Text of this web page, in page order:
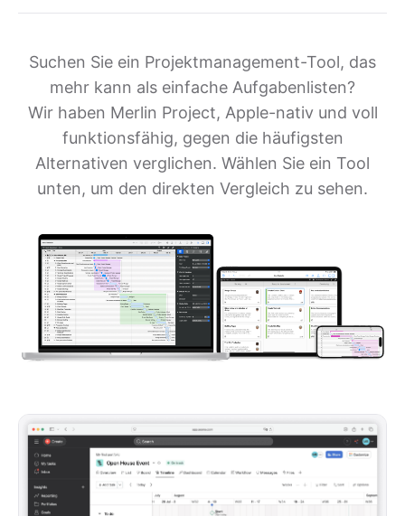
Suchen Sie ein Projektmanagement-Tool, das
mehr kann als einfache Aufgabenlisten?
Wir haben Merlin Project, Apple-nativ und voll
funktionsfähig, gegen die häufigsten
Alternativen verglichen. Wählen Sie ein Tool
unten, um den direkten Vergleich zu sehen.